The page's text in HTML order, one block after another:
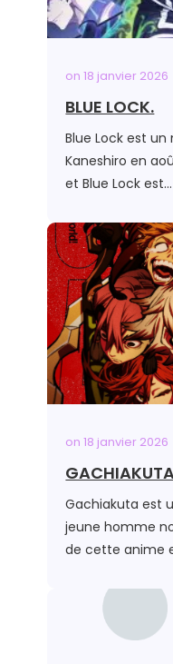
on18 janvier 2026
BLUE LOCK.
Blue Lock est
Kaneshiro en
et Blue Lock est…
on18 janvier 2026
Gachiakuta est
jeune homme
de cette anime